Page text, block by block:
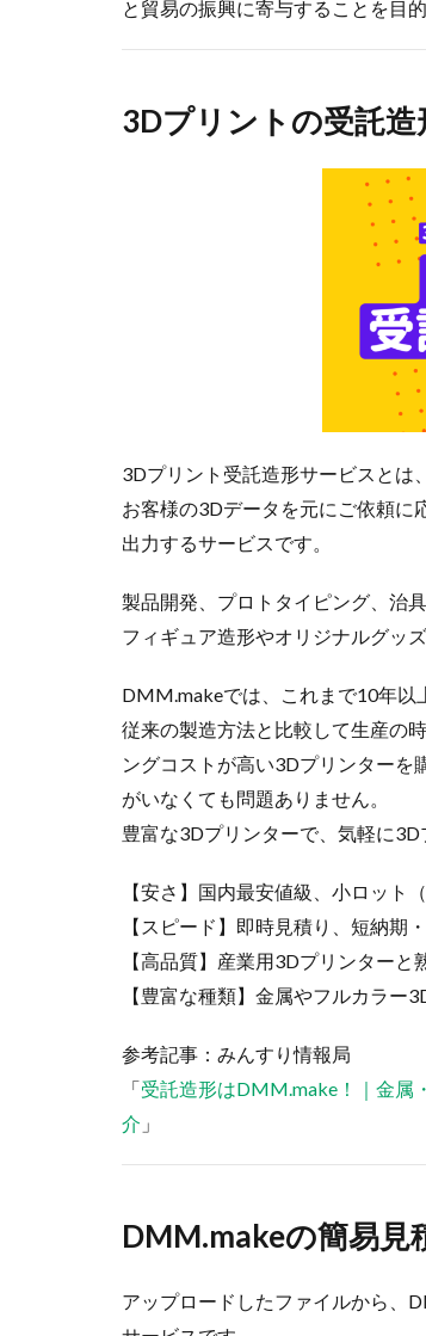
と貿易の振興に寄与することを目的
3Dプリントの受託
3Dプリント受託造形サービスとは、
お客様の3Dデータを元にご依頼
出力するサービスです。
製品開発、プロトタイピング、治
フィギュア造形やオリジナルグッ
DMM.makeでは、これまで10年以
従来の製造方法と比較して生産の
ングコストが高い3Dプリンター
がいなくても問題ありません。
豊富な3Dプリンターで、気軽に3D
【安さ】国内最安値級、小ロット
【スピード】即時見積り、短納期
【高品質】産業用3Dプリンターと
【豊富な種類】金属やフルカラー
参考記事：みんすり情報局
「受託造形はDMM.make！｜金属
介 」
DMM.makeの簡易見
アップロードしたファイルから、